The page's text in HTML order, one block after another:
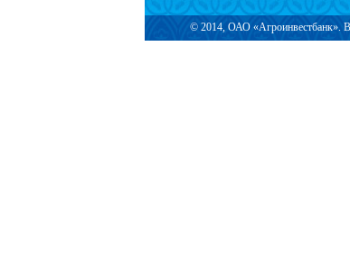
© 2014, ОАО «Агроинвестбанк».